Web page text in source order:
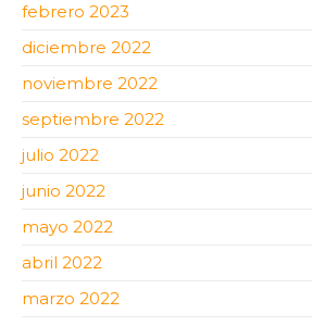
febrero 2023
diciembre 2022
noviembre 2022
septiembre 2022
julio 2022
junio 2022
mayo 2022
abril 2022
marzo 2022